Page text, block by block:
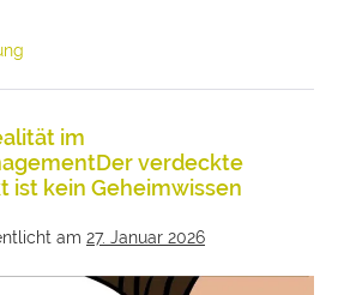
im
verdeckte
ist kein Geheimwissen
am 27. Januar 2026